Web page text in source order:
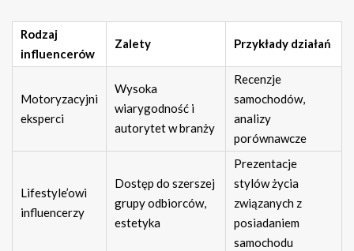
Rodzaj
influencerów
Zalety Przykłady działań
Motoryzacyjni
eksperci
Wysoka
wiarygodność i
autorytet w branży
Recenzje
samochodów,
analizy
porównawcze
Lifestyle’owi
influencerzy
Dostęp do szerszej
grupy odbiorców,
estetyka
Prezentacje
stylów życia
związanych z
posiadaniem
samochodu